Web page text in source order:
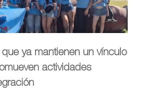
ya mantienen un vínculo
actividades